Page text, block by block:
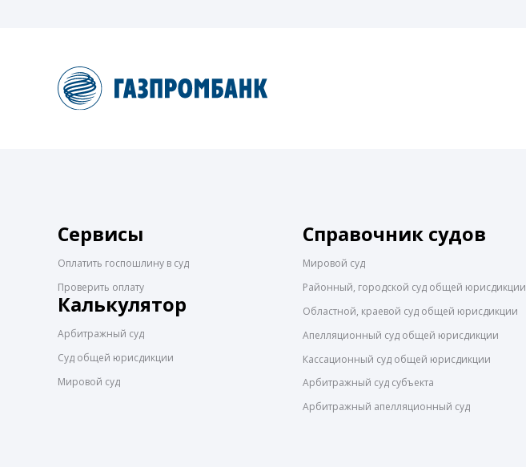
Сервисы
Оплатить госпошлину в суд
Проверить оплату
Калькулятор
Арбитражный суд
Суд общей юрисдикции
Мировой суд
Справочник судов
Мировой суд
Районный, городской суд общей юрисдикции
Областной, краевой суд общей юрисдикции
Апелляционный суд общей юрисдикции
Кассационный суд общей юрисдикции
Арбитражный суд субъекта
Арбитражный апелляционный суд